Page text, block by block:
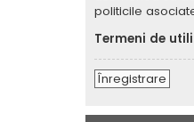
politicile
Termeni de
Înregistrare